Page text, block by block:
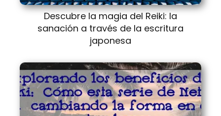
Descubre la magia del Reiki: la
sanación a través de la escritura
japonesa